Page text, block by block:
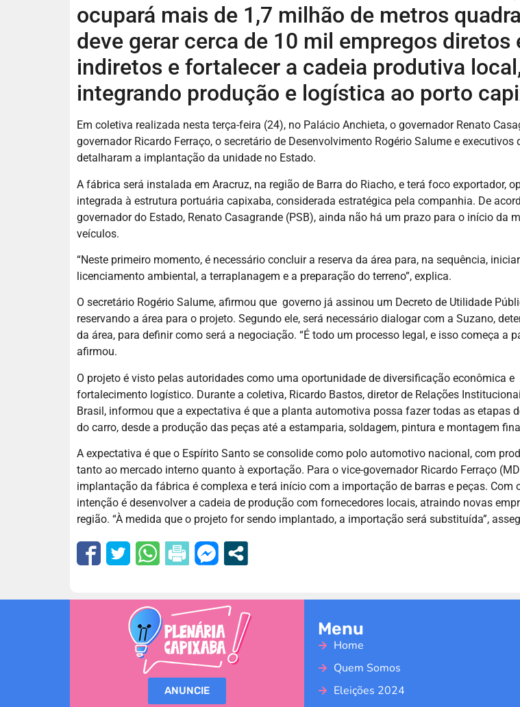
ocupará mais de 1,7 milhão de metros
deve gerar cerca de 10 mil empregos diretos
indiretos e fortalecer a cadeia produtiva
integrando produção e logística ao porto
Em coletiva realizada nesta terça-feira (24), no Palácio Anchieta, o governador Renato
governador Ricardo Ferraço, o secretário de Desenvolvimento Rogério Salume e executivos
detalharam a implantação da unidade no Estado.
A fábrica será instalada em Aracruz, na região de Barra do Riacho, e terá foco exportador,
integrada à estrutura portuária capixaba, considerada estratégica pela companhia. De
governador do Estado, Renato Casagrande (PSB), ainda não há um prazo para o início da
veículos.
“Neste primeiro momento, é necessário concluir a reserva da área para, na sequência,
licenciamento ambiental, a terraplanagem e a preparação do terreno”, explica.
O secretário Rogério Salume, afirmou que governo já assinou um Decreto de Utilidade
reservando a área para o projeto. Segundo ele, será necessário dialogar com a Suzano,
da área, para definir como será a negociação. “É todo um processo legal, e isso começa a
afirmou.
O projeto é visto pelas autoridades como uma oportunidade de diversificação econômica e
fortalecimento logístico. Durante a coletiva, Ricardo Bastos, diretor de Relações
Brasil, informou que a expectativa é que a planta automotiva possa fazer todas as etapas
do carro, desde a produção das peças até a estamparia, soldagem, pintura e montagem
A expectativa é que o Espírito Santo se consolide como polo automotivo nacional, com
tanto ao mercado interno quanto à exportação. Para o vice-governador Ricardo Ferraço
implantação da fábrica é complexa e terá início com a importação de barras e peças. Com
intenção é desenvolver a cadeia de produção com fornecedores locais, atraindo novas
região. “À medida que o projeto for sendo implantado, a importação será substituída”,
ANUNCIE
Menu
Home
Quem Somos
Eleições 2024